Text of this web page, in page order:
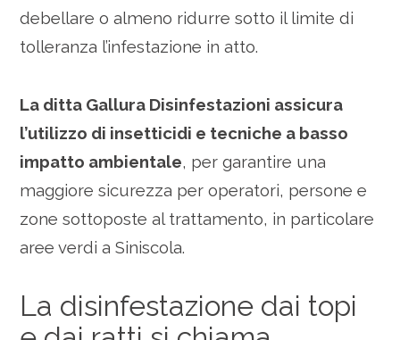
debellare o almeno ridurre sotto il limite di
tolleranza l’infestazione in atto.
La ditta Gallura Disinfestazioni assicura
l’utilizzo di insetticidi e tecniche a basso
impatto ambientale, per garantire una
maggiore sicurezza per operatori, persone e
zone sottoposte al trattamento, in particolare
aree verdi a Siniscola.
La disinfestazione dai topi